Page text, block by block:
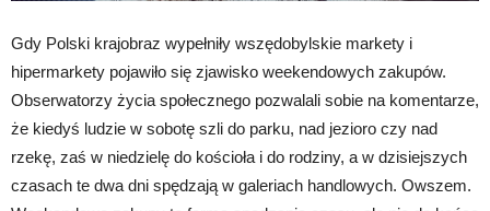
Gdy Polski krajobraz wypełniły wszędobylskie markety i
hipermarkety pojawiło się zjawisko weekendowych zakupów.
Obserwatorzy życia społecznego pozwalali sobie na komentarze,
że kiedyś ludzie w sobotę szli do parku, nad jezioro czy nad
rzekę, zaś w niedzielę do kościoła i do rodziny, a w dzisiejszych
czasach te dwa dni spędzają w galeriach handlowych. Owszem.